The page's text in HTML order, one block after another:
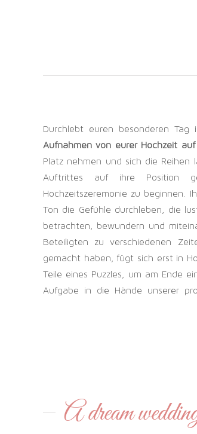
Durchlebt euren besonderen
Aufnahmen von eurer Hochzeit auf
Platz nehmen und sich die Reihen
Auftrittes auf ihre Position
Hochzeitszeremonie zu beginnen.
Ton die Gefühle durchleben, die
betrachten, bewundern und
Beteiligten zu verschiedenen
gemacht haben, fügt sich erst in
Teile eines Puzzles, um am Ende
Aufgabe in die Hände unserer
A dream